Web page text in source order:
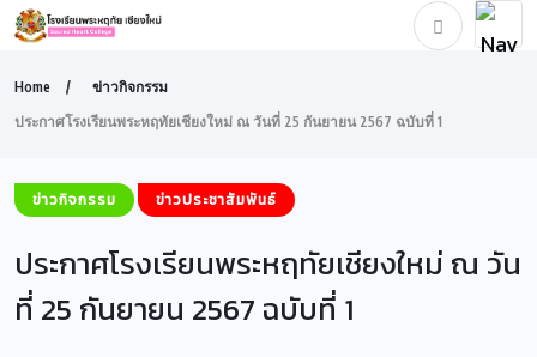
Home
ข่าวกิจกรรม
ประกาศโรงเรียนพระหฤทัยเชียงใหม่ ณ วันที่ 25 กันยายน 2567 ฉบับที่ 1
ข่าวกิจกรรม ข่าวประชาสัมพันธ์
ประกาศโรงเรียนพระหฤทัยเชียงใหม่ ณ วัน
ที่ 25 กันยายน 2567 ฉบับที่ 1